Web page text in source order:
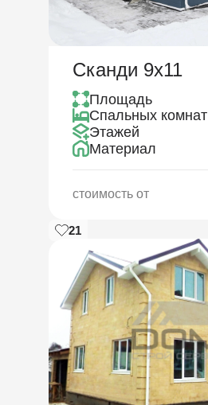
Сканди 9х11
Площадь
Спальных комнат
Этажей
Материал
стоимость от
21